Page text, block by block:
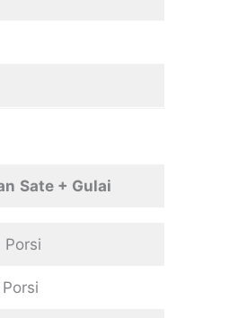
Sate + Gulai